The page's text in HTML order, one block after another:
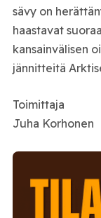
sävy on
haastavat
kansainvälisen
jännitteitä
Toimittaja
Juha Korhonen